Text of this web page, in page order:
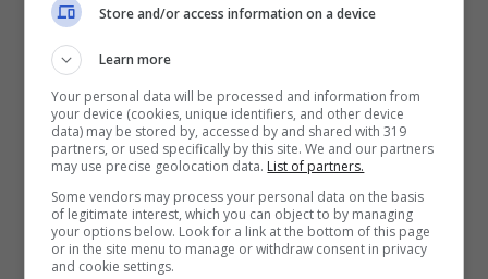
pezzo instreaminggratuito e legale.
Store and/or access information on a device
Learn more
Your personal data will be processed and information from
your device (cookies, unique identifiers, and other device
data) may be stored by, accessed by and shared with 319
partners, or used specifically by this site. We and our partners
may use precise geolocation data. List of partners.
Some vendors may process your personal data on the basis
of legitimate interest, which you can object to by managing
your options below. Look for a link at the bottom of this page
or in the site menu to manage or withdraw consent in privacy
and cookie settings.